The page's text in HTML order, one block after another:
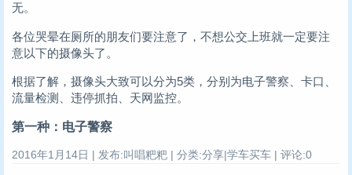
无。
各位哭晕在厕所的朋友们要注意了，不想公交上班就一定要注
意以下的摄像头了。
根据了解，摄像头大致可以分为5类，分别为电子警察、卡口、
流量检测、违停抓拍、天网监控。
第一种：电子警察
2016年1月14日 | 发布:叫唱粑粑 | 分类:分享|学车买车 | 评论:0